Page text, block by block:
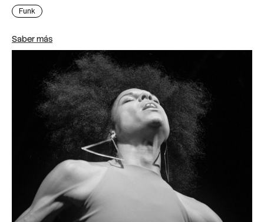
Funk
Saber más